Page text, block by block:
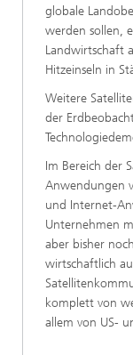
globale
werden sollen,
Landwirtschaft
Hitzeinseln in
Weitere
der
Im Bereich der
Anwendungen
und Internet-
Unternehmen
aber bisher
wirtschaftlich
komplett von
allem von US-